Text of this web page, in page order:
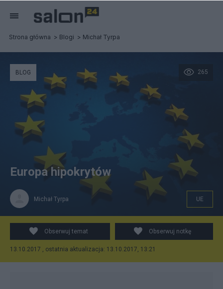
Strona główna Blogi Michał Tyrpa
UE
265
BLOG
Europa hipokrytów
Michał Tyrpa UE
Obserwuj temat Obserwuj notkę
13.10.2017 , ostatnia aktualizacja: 13.10.2017, 13:21